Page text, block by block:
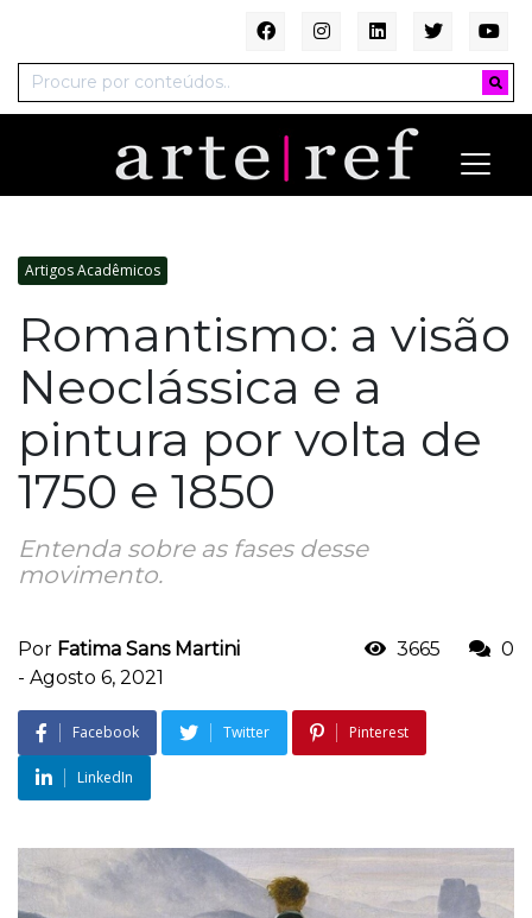
Artigos Acadêmicos
Romantismo: a visão
Neoclássica e a
pintura por volta de
1750 e 1850
Entenda sobre as fases desse
movimento.
Por Fatima Sans Martini
- Agosto 6, 2021
3665 0
Facebook Twitter Pinterest
LinkedIn